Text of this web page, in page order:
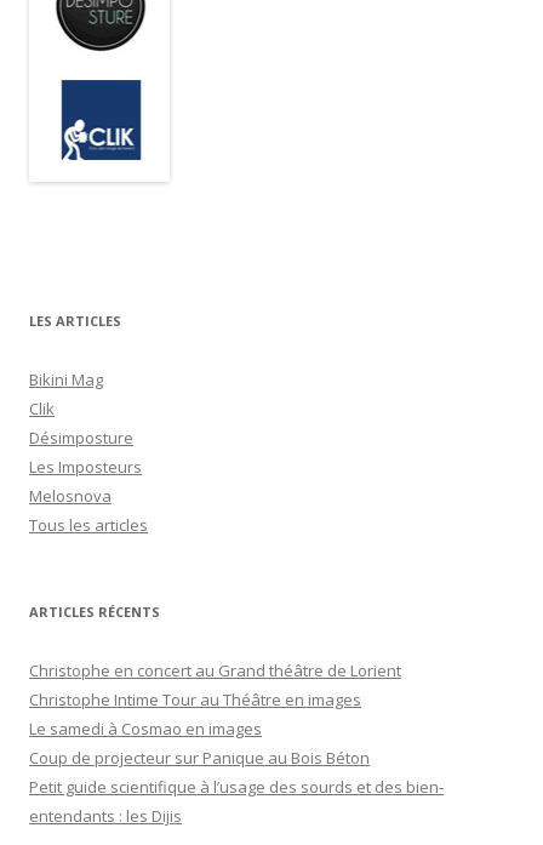
LES ARTICLES
Bikini Mag
Clik
Désimposture
Les Imposteurs
Melosnova
Tous les articles
ARTICLES RÉCENTS
Christophe en concert au Grand théâtre de Lorient
Christophe Intime Tour au Théâtre en images
Le samedi à Cosmao en images
Coup de projecteur sur Panique au Bois Béton
Petit guide scientifique à l’usage des sourds et des bien-
entendants : les Dijis